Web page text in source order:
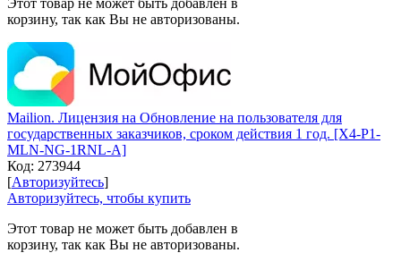
корзину, так как Вы не авторизованы.
Mailion. Лицензия на Обновление на пользователя для
государственных заказчиков, сроком действия 1 год. [X4-P1-
MLN-NG-1RNL-A]
Код: 273944
[Авторизуйтесь]
Авторизуйтесь, чтобы купить
Этот товар не может быть добавлен в
корзину, так как Вы не авторизованы.